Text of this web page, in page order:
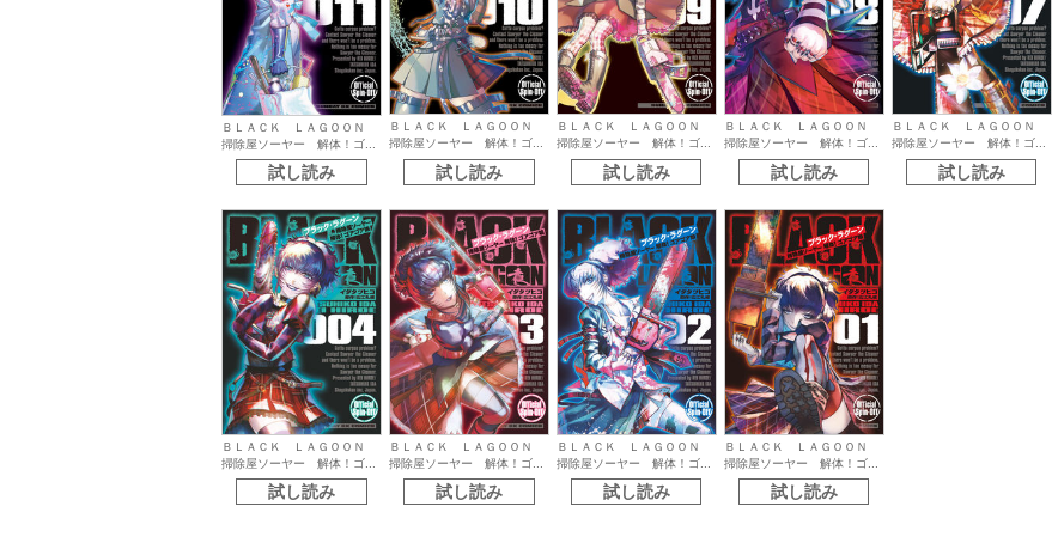
ＢＬＡＣＫ ＬＡＧＯＯＮ
掃除屋ソーヤー 解体！ゴ...
試し読み
ＢＬＡＣＫ ＬＡＧＯＯＮ
掃除屋ソーヤー 解体！ゴ...
試し読み
ＢＬＡＣＫ ＬＡＧＯＯＮ
掃除屋ソーヤー 解体！ゴ...
試し読み
ＢＬＡＣＫ ＬＡＧＯＯＮ
掃除屋ソーヤー 解体！ゴ...
試し読み
ＢＬＡＣＫ ＬＡＧＯＯＮ
掃除屋ソーヤー 解体！ゴ...
試し読み
ＢＬＡＣＫ ＬＡＧＯＯＮ
掃除屋ソーヤー 解体！ゴ...
試し読み
ＢＬＡＣＫ ＬＡＧＯＯＮ
掃除屋ソーヤー 解体！ゴ...
試し読み
ＢＬＡＣＫ ＬＡＧＯＯＮ
掃除屋ソーヤー 解体！ゴ...
試し読み
ＢＬＡＣＫ ＬＡＧＯＯＮ
掃除屋ソーヤー 解体！ゴ...
試し読み